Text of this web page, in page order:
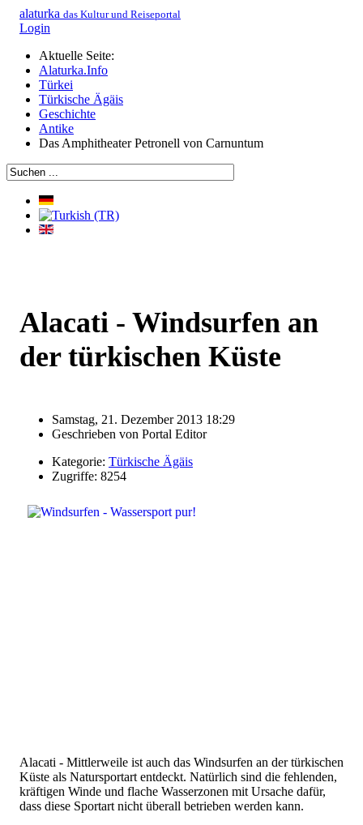
alaturka das Kultur und Reiseportal
Login
Aktuelle Seite:
Alaturka.Info
Türkei
Türkische Ägäis
Geschichte
Antike
Das Amphitheater Petronell von Carnuntum
Alacati - Windsurfen an
der türkischen Küste
Samstag, 21. Dezember 2013 18:29
Geschrieben von Portal Editor
Kategorie: Türkische Ägäis
Zugriffe: 8254
Alacati - Mittlerweile ist auch das Windsurfen an der türkischen
Küste als Natursportart entdeckt. Natürlich sind die fehlenden,
kräftigen Winde und flache Wasserzonen mit Ursache dafür,
dass diese Sportart nicht überall betrieben werden kann.